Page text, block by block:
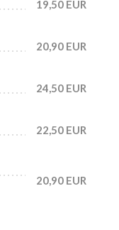
19,50 EUR
20,90 EUR
24,50 EUR
22,50 EUR
20,90 EUR